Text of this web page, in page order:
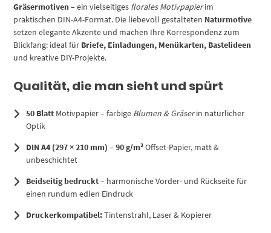
Gräsermotiven– ein vielseitiges florales Motivpapierim
praktischen DIN-A4-Format. Die liebevoll gestalteten Naturmotive
setzen elegante Akzente und machen Ihre Korrespondenz zum
Blickfang: ideal für Briefe, Einladungen, Menükarten, Bastelideen
und kreative DIY-Projekte.
Qualität, die man sieht und spürt
50 Blatt Motivpapier – farbige Blumen & Gräserin natürlicher
Optik
DIN A4 (297 × 210 mm) –90 g/m²Offset-Papier, matt &
unbeschichtet
Beidseitig bedruckt– harmonische Vorder- und Rückseite für
einen rundum edlen Eindruck
Druckerkompatibel:Tintenstrahl, Laser & Kopierer